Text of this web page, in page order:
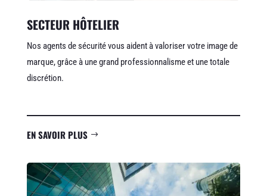
SECTEUR HÔTELIER
Nos agents de sécurité vous aident à valoriser votre image de
marque, grâce à une grand professionnalisme et une totale
discrétion.
EN SAVOIR PLUS